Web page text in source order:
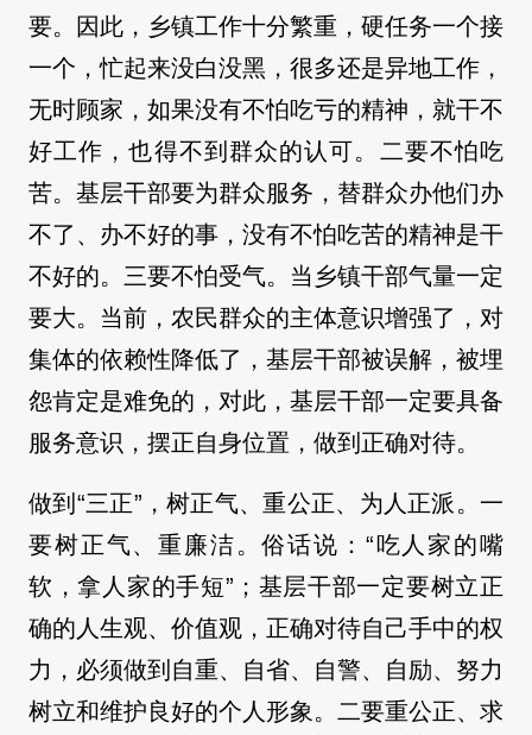
要。因此，乡镇工作十分繁重，硬任务一个接
一个，忙起来没白没黑，很多还是异地工作，
无时顾家，如果没有不怕吃亏的精神，就干不
好工作，也得不到群众的认可。二要不怕吃
苦。基层干部要为群众服务，替群众办他们办
不了、办不好的事，没有不怕吃苦的精神是干
不好的。三要不怕受气。当乡镇干部气量一定
要大。当前，农民群众的主体意识增强了，对
集体的依赖性降低了，基层干部被误解，被埋
怨肯定是难免的，对此，基层干部一定要具备
服务意识，摆正自身位置，做到正确对待。
做到“三正”，树正气、重公正、为人正派。一
要树正气、重廉洁。俗话说：“吃人家的嘴
软，拿人家的手短”；基层干部一定要树立正
确的人生观、价值观，正确对待自己手中的权
力，必须做到自重、自省、自警、自励、努力
树立和维护良好的个人形象。二要重公正、求